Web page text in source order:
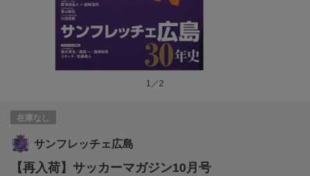
1／2
在庫なし
サンフレッチェ広島
【再入荷】サッカーマガジン10月号